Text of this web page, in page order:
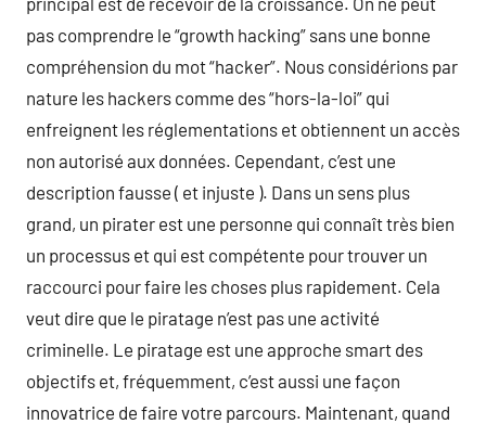
pas comprendre le “growth hacking” sans une bonne
compréhension du mot “hacker”. Nous considérions par
nature les hackers comme des “hors-la-loi” qui
enfreignent les réglementations et obtiennent un accès
non autorisé aux données. Cependant, c’est une
description fausse ( et injuste ). Dans un sens plus
grand, un pirater est une personne qui connaît très bien
un processus et qui est compétente pour trouver un
raccourci pour faire les choses plus rapidement. Cela
veut dire que le piratage n’est pas une activité
criminelle. Le piratage est une approche smart des
objectifs et, fréquemment, c’est aussi une façon
innovatrice de faire votre parcours. Maintenant, quand